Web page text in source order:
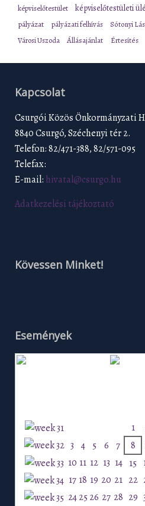
képviselőtestület képviselőtestületi
pályázat pályázati felhívás Sótonyi
Városi Uszoda
Állásajánlat Értesítés
Kapcsolat
Csurgói Közös Önkormányzati
8840 Csurgó, Széchenyi tér 2.
Telefon: 82/471-388, 82/571-095
Telefax:
E-mail: hivatal@csurgo.hu
Adatkezelési tájékoztató
Kövessen Minket!
Események
1
3 4 5 6 7 8
10 11 12 13 14 15
17 18 19 20 21 22
24 25 26 27 28 29